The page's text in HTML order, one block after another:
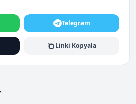
Telegram
Linki Kopyala